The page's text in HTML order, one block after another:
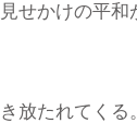
せかけの平
放たれてくる。